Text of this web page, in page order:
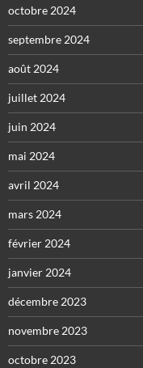
octobre 2024
septembre 2024
août 2024
juillet 2024
juin 2024
mai 2024
avril 2024
mars 2024
février 2024
janvier 2024
décembre 2023
novembre 2023
octobre 2023